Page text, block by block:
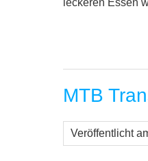
leckeren Essen
MTB
Veröffentlicht